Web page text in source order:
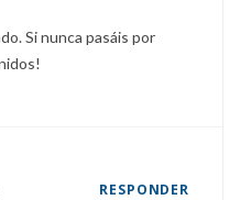
Si nunca pasáis por
RESPONDER